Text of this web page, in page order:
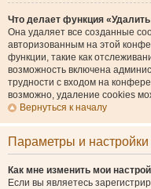
Что делает функция
Она удаляет все созданные
авторизованным на этой
функции, такие как
возможность включена
трудности с входом на
возможно, удаление cookies
Вернуться к началу
Параметры и настройки
Как мне изменить мои
Если вы являетесь